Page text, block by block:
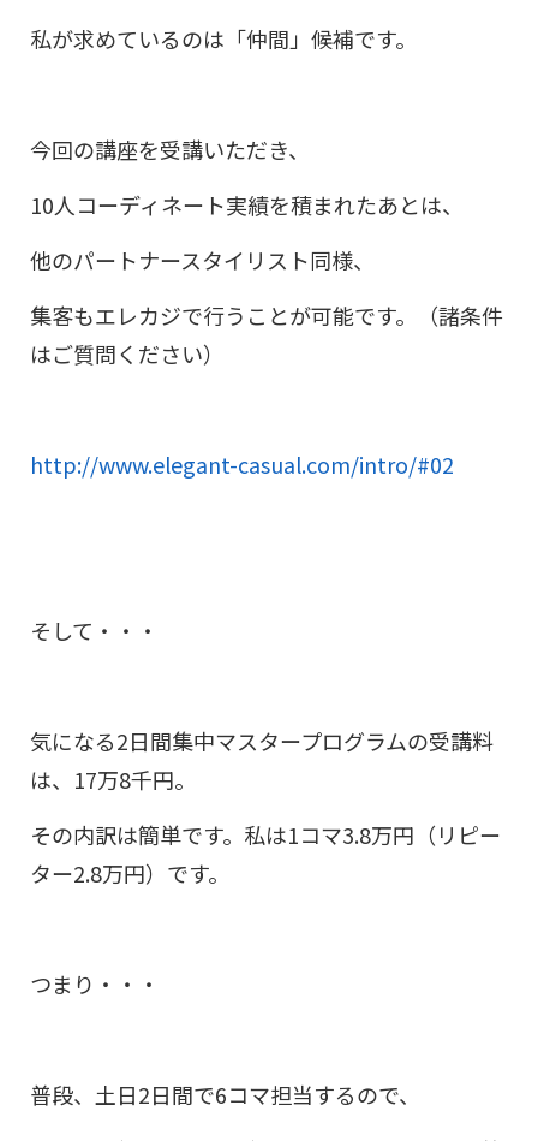
私が求めているのは「仲間」候補です。
今回の講座を受講いただき、
10人コーディネート実績を積まれたあとは、
他のパートナースタイリスト同様、
集客もエレカジで行うことが可能です。（諸条件
はご質問ください）
http://www.elegant-casual.com/intro/#02
そして・・・
気になる2日間集中マスタープログラムの受講料
は、17万8千円。
その内訳は簡単です。私は1コマ3.8万円（リピー
ター2.8万円）です。
つまり・・・
普段、土日2日間で6コマ担当するので、